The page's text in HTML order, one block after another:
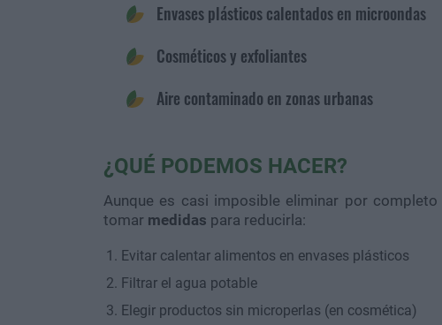
Envases plásticos calentados en microondas
Cosméticos y exfoliantes
Aire contaminado en zonas urbanas
¿QUÉ PODEMOS HACER?
Aunque es casi imposible eliminar por
tomar medidas para reducirla:
Evitar calentar alimentos en envases plásticos
Filtrar el agua potable
Elegir productos sin microperlas (en cosmética)